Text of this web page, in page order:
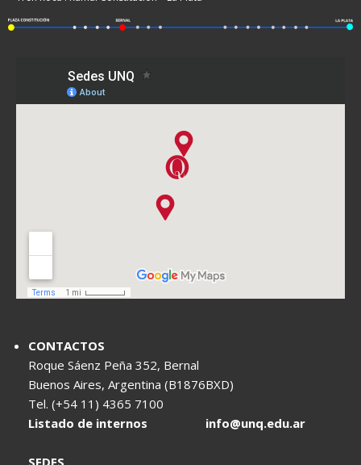
CONTACTOS
Roque Sáenz Peña 352, Bernal
Buenos Aires, Argentina (B1876BXD)
Tel. (+54 11) 4365 7100
Listado de internos
info@unq.edu.ar
SEDES